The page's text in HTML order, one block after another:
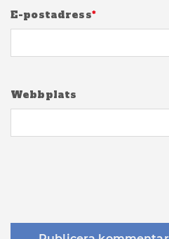
E-postadress*
Webbplats